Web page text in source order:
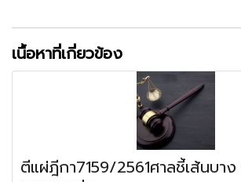
เนื้อหาที่เกี่ยวข้อง
ตีแผ่ฎีกา7159/2561ศาลชี้เส้นบา